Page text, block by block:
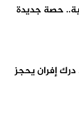
حصة جديدة
إفران يحجز